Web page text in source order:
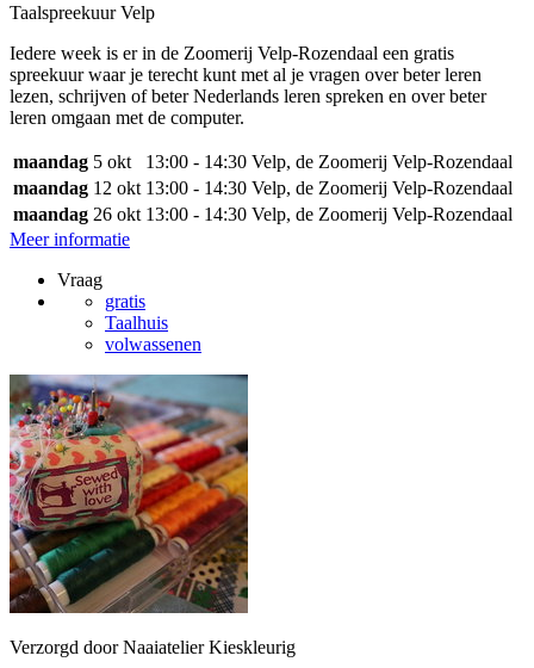
Taalspreekuur Velp
Iedere week is er in de Zoomerij Velp-Rozendaal een gratis
spreekuur waar je terecht kunt met al je vragen over beter leren
lezen, schrijven of beter Nederlands leren spreken en over beter
leren omgaan met de computer.
maandag 5 okt 13:00 - 14:30 Velp, de Zoomerij Velp-Rozendaal
maandag 12 okt 13:00 - 14:30 Velp, de Zoomerij Velp-Rozendaal
maandag 26 okt 13:00 - 14:30 Velp, de Zoomerij Velp-Rozendaal
Meer informatie
Vraag
gratis
Taalhuis
volwassenen
Verzorgd door Naaiatelier Kieskleurig